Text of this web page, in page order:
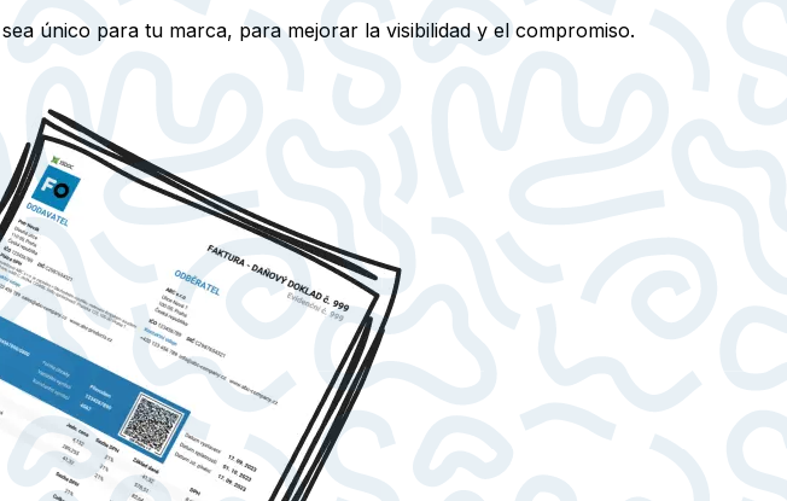
único para tu marca, para mejorar la visibilidad y el compromiso.